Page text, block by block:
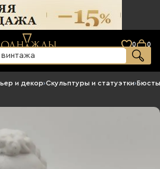
0 0
и декор›Скульптуры и статуэтки›Бюсты